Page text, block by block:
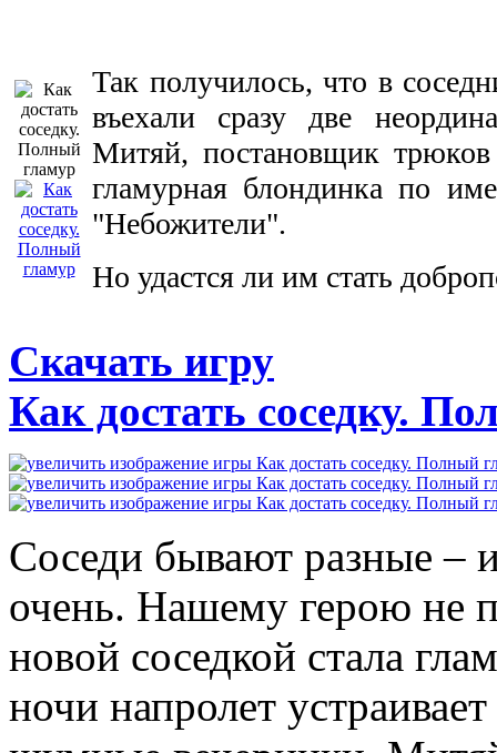
Так получилось, что в
въехали сразу две
Митяй, постановщик
гламурная блондинка по
"Небожители".
Но удастся ли им стать
Скачать игру
Как достать соседку.
Соседи бывают разные –
очень. Нашему герою не
новой соседкой стала
ночи напролет